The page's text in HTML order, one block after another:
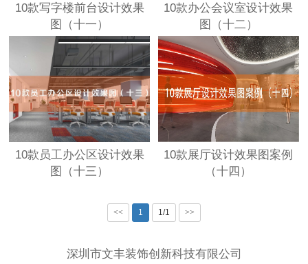
10款写字楼前台设计效果
图（十一）
10款办公会议室设计效果
图（十二）
10款员工办公区设计效果
图（十三）
10款展厅设计效果图案例
（十四）
<< 1 1/1 >>
深圳市文丰装饰创新科技有限公司